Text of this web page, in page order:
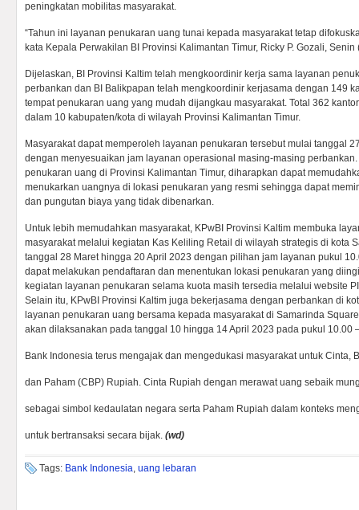
peningkatan mobilitas masyarakat.
“Tahun ini layanan penukaran uang tunai kepada masyarakat tetap
kata Kepala Perwakilan BI Provinsi Kalimantan Timur, Ricky P. Gozali, Senin
Dijelaskan, BI Provinsi Kaltim telah mengkoordinir kerja sama layanan
perbankan dan BI Balikpapan telah mengkoordinir kerjasama dengan 149
tempat penukaran uang yang mudah dijangkau masyarakat. Total 362
dalam 10 kabupaten/kota di wilayah Provinsi Kalimantan Timur.
Masyarakat dapat memperoleh layanan penukaran tersebut mulai tanggal
dengan menyesuaikan jam layanan operasional masing-masing
penukaran uang di Provinsi Kalimantan Timur, diharapkan dapat
menukarkan uangnya di lokasi penukaran yang resmi sehingga dapat
dan pungutan biaya yang tidak dibenarkan.
Untuk lebih memudahkan masyarakat, KPwBI Provinsi Kaltim membuka
masyarakat melalui kegiatan Kas Keliling Retail di wilayah strategis di kota
tanggal 28 Maret hingga 20 April 2023 dengan pilihan jam layanan pukul
dapat melakukan pendaftaran dan menentukan lokasi penukaran yang
kegiatan layanan penukaran selama kuota masih tersedia melalui website
Selain itu, KPwBI Provinsi Kaltim juga bekerjasama dengan perbankan di
layanan penukaran uang bersama kepada masyarakat di Samarinda
akan dilaksanakan pada tanggal 10 hingga 14 April 2023 pada pukul 10.00
Bank Indonesia terus mengajak dan mengedukasi masyarakat untuk Cinta,
dan Paham (CBP) Rupiah. Cinta Rupiah dengan merawat uang sebaik
sebagai simbol kedaulatan negara serta Paham Rupiah dalam konteks
untuk bertransaksi secara bijak. (wd)
Tags: Bank Indonesia, uang lebaran